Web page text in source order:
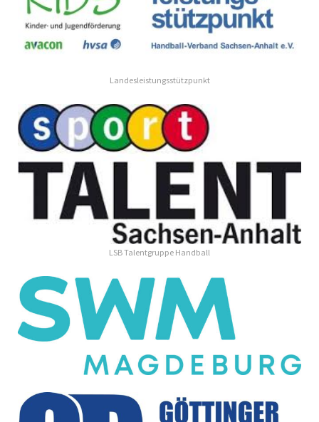
Landesleistungsstützpunkt
LSB Talentgruppe Handball